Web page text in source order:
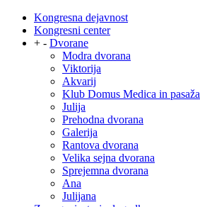
Kongresna dejavnost
Kongresni center
+ - Dvorane
Modra dvorana
Viktorija
Akvarij
Klub Domus Medica in pasaža
Julija
Prehodna dvorana
Galerija
Rantova dvorana
Velika sejna dvorana
Sprejemna dvorana
Ana
Julijana